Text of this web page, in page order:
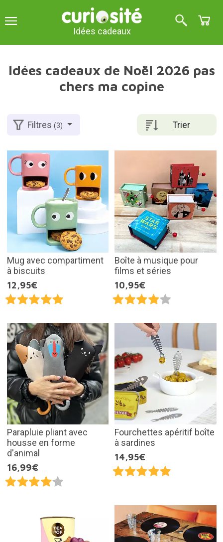
Idées cadeaux
Idées cadeaux de Noël 2026 pas
chers ma copine
Trier
Filtres(3)
Mug avec compartiment
à biscuits
12,95€
Boîte à musique pour
films et séries
10,95€
Parapluie pliant avec
housse en forme
d'animal
16,99€
Fourchettes apéritif boîte
à sardines
14,95€